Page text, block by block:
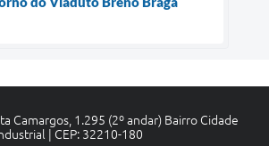
Camargos, 1.295 (2º andar) Bairro Cidade
| CEP: 32210-180